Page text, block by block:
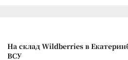
На склад Wildberries в
ВСУ